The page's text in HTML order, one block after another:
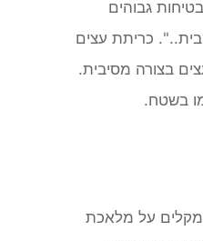
גבוהים
כריתת עצים
בצורה מסיבית.
בשטח.
על מלאכת